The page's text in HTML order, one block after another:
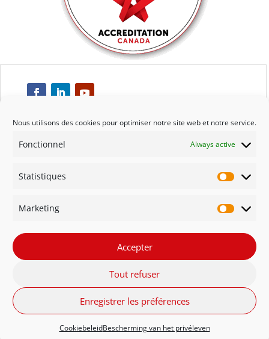
Nous utilisons des cookies pour optimiser notre site web et notre service.
Fonctionnel Always active
Statistiques
Marketing
Accepter
Tout refuser
Enregistrer les préférences
CookiebeleidBescherming van het privéleven
Respect
Engagement
Qualité
FR - Belgique NL - België English